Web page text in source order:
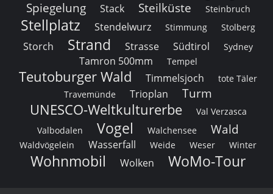
Spiegelung Stack Steilküste Steinbruch
Stellplatz Stendelwurz Stimmung Stolberg
Storch Strand Strasse Südtirol Sydney
Tamron 500mm Tempel
Teutoburger Wald Timmelsjoch
tote Täler
Travemünde
Trioplan Turm
UNESCO-Weltkulturerbe
Val Verzasca
Valbodalen
Vogel Walchensee Wald
Waldvögelein Wasserfall Weide Weser Winter
Wohnmobil Wolken WoMo-Tour